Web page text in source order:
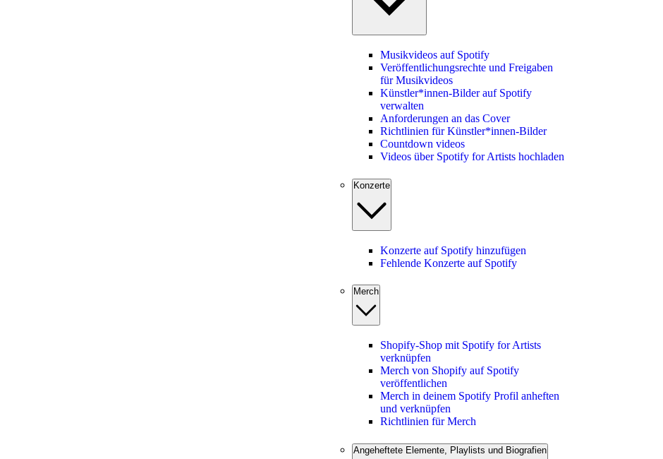
Musikvideos auf Spotify
Veröffentlichungsrechte und Freigaben
für Musikvideos
Künstler*innen-Bilder auf Spotify
verwalten
Anforderungen an das Cover
Richtlinien für Künstler*innen-Bilder
Countdown videos
Videos über Spotify for Artists hochladen
Konzerte
Konzerte auf Spotify hinzufügen
Fehlende Konzerte auf Spotify
Merch
Shopify-Shop mit Spotify for Artists
verknüpfen
Merch von Shopify auf Spotify
veröffentlichen
Merch in deinem Spotify Profil anheften
und verknüpfen
Richtlinien für Merch
Angeheftete Elemente, Playlists und Biografien